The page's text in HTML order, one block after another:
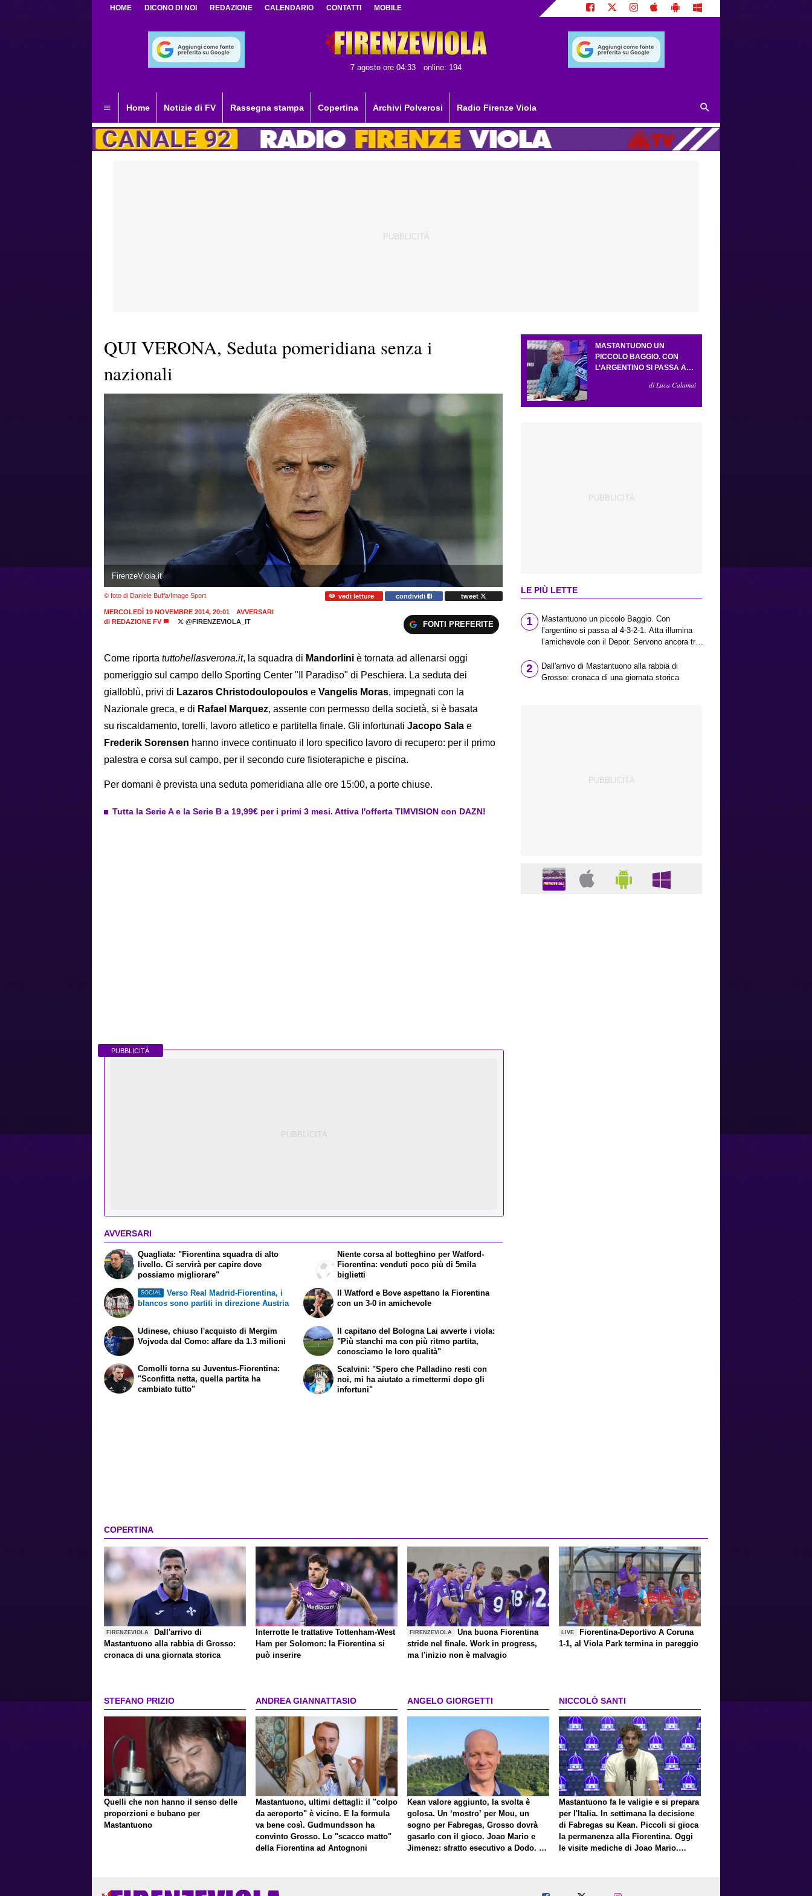
HOME DICONO DI NOI REDAZIONE CALENDARIO CONTATTI MOBILE
7 agosto ore 04:33 online: 194
Home Notizie di FV Rassegna stampa Copertina Archivi Polverosi Radio Firenze Viola
QUI VERONA, Seduta pomeridiana senza i
nazionali
FirenzeViola.it
© foto di Daniele Buffa/Image Sport vedi letture condividi tweet
MERCOLEDÌ 19 NOVEMBRE 2014, 20:01
AVVERSARI
di REDAZIONE FV @FIRENZEVIOLA_IT FONTI PREFERITE
Come riporta tuttohellasverona.it, la squadra di Mandorlini è tornata ad allenarsi oggi
pomeriggio sul campo dello Sporting Center "Il Paradiso" di Peschiera. La seduta dei
gialloblù, privi di Lazaros Christodoulopoulos e Vangelis Moras, impegnati con la
Nazionale greca, e di Rafael Marquez, assente con permesso della società, si è basata
su riscaldamento, torelli, lavoro atletico e partitella finale. Gli infortunati Jacopo Sala e
Frederik Sorensen hanno invece continuato il loro specifico lavoro di recupero: per il primo
palestra e corsa sul campo, per il secondo cure fisioterapiche e piscina.
Per domani è prevista una seduta pomeridiana alle ore 15:00, a porte chiuse.
Tutta la Serie A e la Serie B a 19,99€ per i primi 3 mesi. Attiva l'offerta TIMVISION con DAZN!
PUBBLICITÀ
AVVERSARI
Quagliata: "Fiorentina squadra di alto
livello. Ci servirà per capire dove
possiamo migliorare"
SOCIAL
Verso Real Madrid-Fiorentina, i
blancos sono partiti in direzione Austria
Niente corsa al botteghino per Watford-
Fiorentina: venduti poco più di 5mila
biglietti
Il Watford e Bove aspettano la Fiorentina
con un 3-0 in amichevole
Udinese, chiuso l'acquisto di Mergim
Vojvoda dal Como: affare da 1.3 milioni
Comolli torna su Juventus-Fiorentina:
"Sconfitta netta, quella partita ha
cambiato tutto"
Il capitano del Bologna Lai avverte i viola:
"Più stanchi ma con più ritmo partita,
conosciamo le loro qualità"
Scalvini: "Spero che Palladino resti con
noi, mi ha aiutato a rimettermi dopo gli
infortuni"
MASTANTUONO UN
PICCOLO BAGGIO. CON
L’ARGENTINO SI PASSA AL
L’AMICHEVOLE CON IL
di Luca Calamai
LE PIÙ LETTE
1
Mastantuono un piccolo Baggio. Con
l’argentino si passa al 4-3-2-1. Atta illumina
l’amichevole con il Depor. Servono ancora tre
Antognoni, un finale senza vincitori
2
Dall'arrivo di Mastantuono alla rabbia di
Grosso: cronaca di una giornata storica
COPERTINA
FIRENZEVIOLA
Dall'arrivo di
Mastantuono alla rabbia di Grosso:
cronaca di una giornata storica
Interrotte le trattative Tottenham-West
Ham per Solomon: la Fiorentina si
può inserire
FIRENZEVIOLA
Una buona Fiorentina
stride nel finale. Work in progress,
ma l'inizio non è malvagio
LIVE
Fiorentina-Deportivo A Coruna
1-1, al Viola Park termina in pareggio
STEFANO PRIZIO
Quelli che non hanno il senso delle
proporzioni e bubano per
Mastantuono
ANDREA GIANNATTASIO
Mastantuono, ultimi dettagli: il "colpo
da aeroporto" è vicino. E la formula
va bene così. Gudmundsson ha
convinto Grosso. Lo "scacco matto"
della Fiorentina ad Antognoni
ANGELO GIORGETTI
Kean valore aggiunto, la svolta è
golosa. Un ‘mostro’ per Mou, un
sogno per Fabregas, Grosso dovrà
gasarlo con il gioco. Joao Mario e
Jimenez: sfratto esecutivo a Dodo. E
NICCOLÒ SANTI
Mastantuono fa le valigie e si prepara
per l'Italia. In settimana la decisione
di Fabregas su Kean. Piccoli si gioca
la permanenza alla Fiorentina. Oggi
le visite mediche di Joao Mario.